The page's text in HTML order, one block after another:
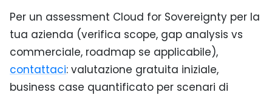
Per un assessment Cloud for Sovereignty per la
tua azienda (verifica scope, gap analysis vs
commerciale, roadmap se applicabile),
contattaci: valutazione gratuita iniziale,
business case quantificato per scenari di